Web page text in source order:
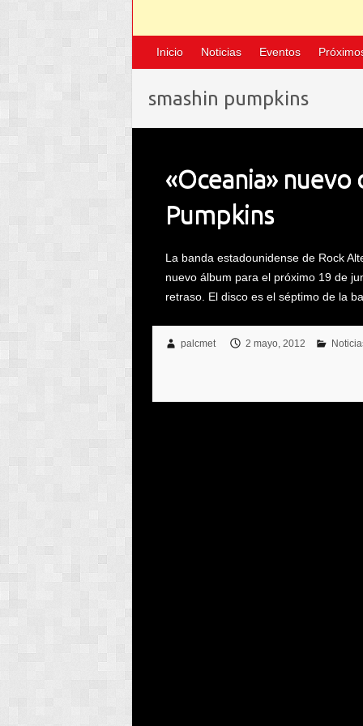
Inicio Noticias Eventos
smashin pumpkins
«Oceania» nuevo
Pumpkins
La banda estadounidense de Rock
nuevo álbum para el próximo 19 de
retraso. El disco es el séptimo de la
palcmet 2 mayo, 2012